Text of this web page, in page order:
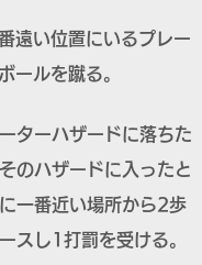
遠い位置にいるプレー
ールを蹴る。
ターハザードに落ちた
のハザードに入ったと
一番近い場所から2歩
スし1打罰を受ける。